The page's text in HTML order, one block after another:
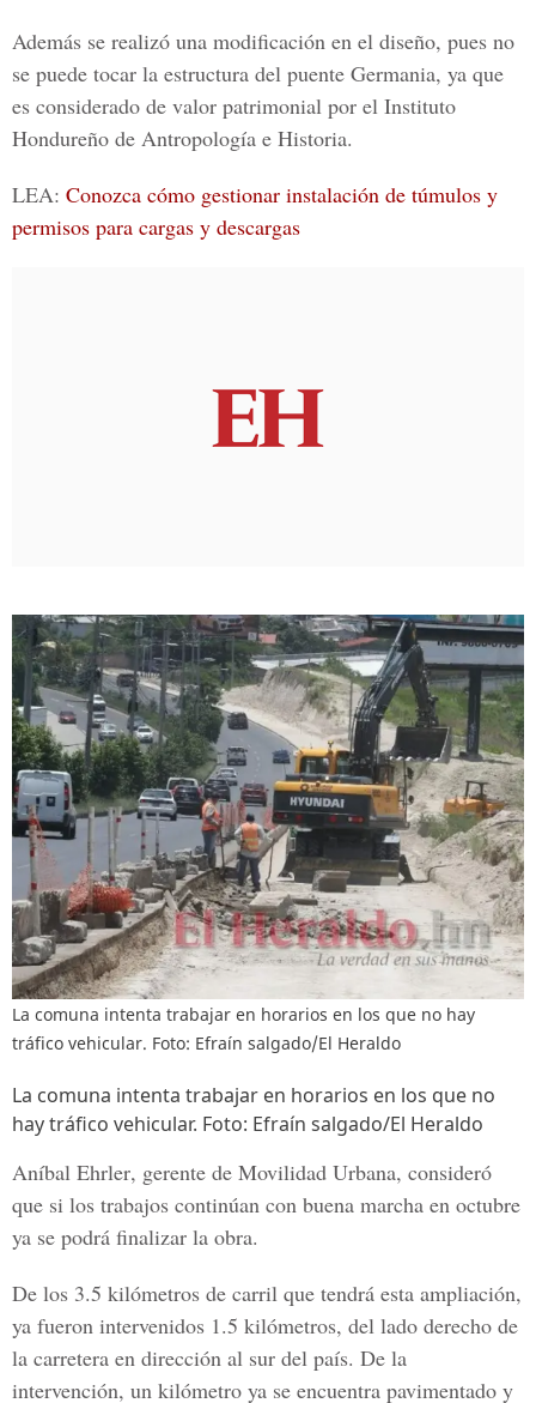
Además se realizó una modificación en el diseño, pues no
se puede tocar la estructura del puente Germania, ya que
es considerado de valor patrimonial por el Instituto
Hondureño de Antropología e Historia.
LEA: Conozca cómo gestionar instalación de túmulos y
permisos para cargas y descargas
La comuna intenta trabajar en horarios en los que no hay
tráfico vehicular. Foto: Efraín salgado/El Heraldo
La comuna intenta trabajar en horarios en los que no
hay tráfico vehicular. Foto: Efraín salgado/El Heraldo
Aníbal Ehrler, gerente de Movilidad Urbana, consideró
que si los trabajos continúan con buena marcha en octubre
ya se podrá finalizar la obra.
De los 3.5 kilómetros de carril que tendrá esta ampliación,
ya fueron intervenidos 1.5 kilómetros, del lado derecho de
la carretera en dirección al sur del país. De la
intervención, un kilómetro ya se encuentra pavimentado y